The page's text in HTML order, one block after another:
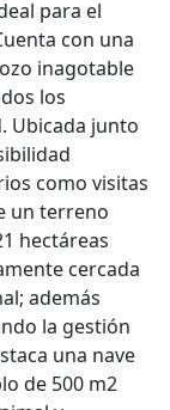
para el
con una
inagotable
los
Ubicada junto
como visitas
un terreno
hectáreas
cercada
además
la gestión
una nave
de 500 m2